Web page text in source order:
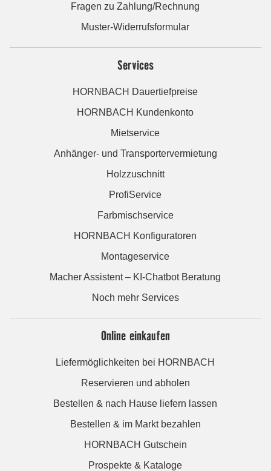
Fragen zu Zahlung/Rechnung
Muster-Widerrufsformular
Services
HORNBACH Dauertiefpreise
HORNBACH Kundenkonto
Mietservice
Anhänger- und Transportervermietung
Holzzuschnitt
ProfiService
Farbmischservice
HORNBACH Konfiguratoren
Montageservice
Macher Assistent – KI-Chatbot Beratung
Noch mehr Services
Online einkaufen
Liefermöglichkeiten bei HORNBACH
Reservieren und abholen
Bestellen & nach Hause liefern lassen
Bestellen & im Markt bezahlen
HORNBACH Gutschein
Prospekte & Kataloge